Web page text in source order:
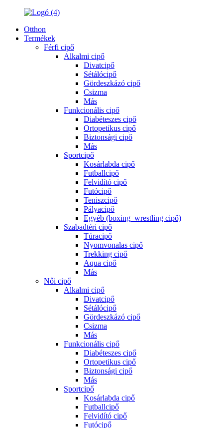
Otthon
Termékek
Férfi cipő
Alkalmi cipő
Divatcipő
Sétálócipő
Gördeszkázó cipő
Csizma
Más
Funkcionális cipő
Diabéteszes cipő
Ortopetikus cipő
Biztonsági cipő
Más
Sportcipő
Kosárlabda cipő
Futballcipő
Felvidító cipő
Futócipő
Teniszcipő
Pályacipő
Egyéb (boxing_wrestling cipő)
Szabadtéri cipő
Túracipő
Nyomvonalas cipő
Trekking cipő
Aqua cipő
Más
Női cipő
Alkalmi cipő
Divatcipő
Sétálócipő
Gördeszkázó cipő
Csizma
Más
Funkcionális cipő
Diabéteszes cipő
Ortopetikus cipő
Biztonsági cipő
Más
Sportcipő
Kosárlabda cipő
Futballcipő
Felvidító cipő
Futócipő